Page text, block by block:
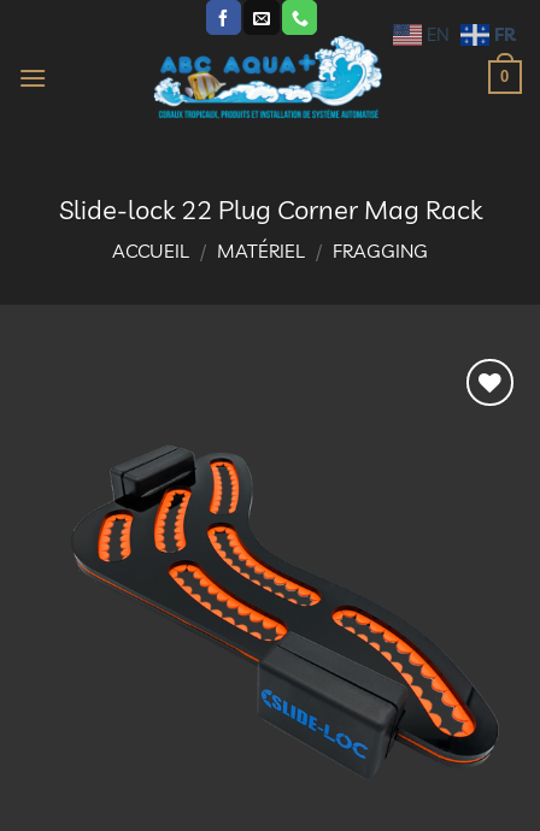
contenu
0
Slide-lock 22 Plug Corner Mag Rack
ACCUEIL / MATÉRIEL / FRAGGING
EN FR